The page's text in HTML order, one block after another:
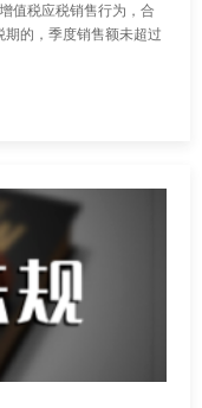
值税应税销售行为，合
期的，季度销售额未超过